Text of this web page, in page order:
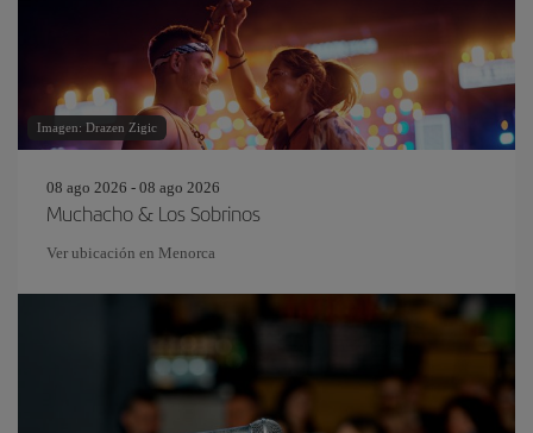
Imagen: Drazen Zigic
08 ago 2026 - 08 ago 2026
Muchacho & Los Sobrinos
Ver ubicación en Menorca